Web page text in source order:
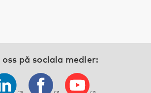
på sociala medier: